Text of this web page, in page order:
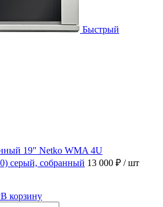
Быстрый
19″ Netko WMA 4U
серый, собранный 13 000 ₽ / шт
В корзину